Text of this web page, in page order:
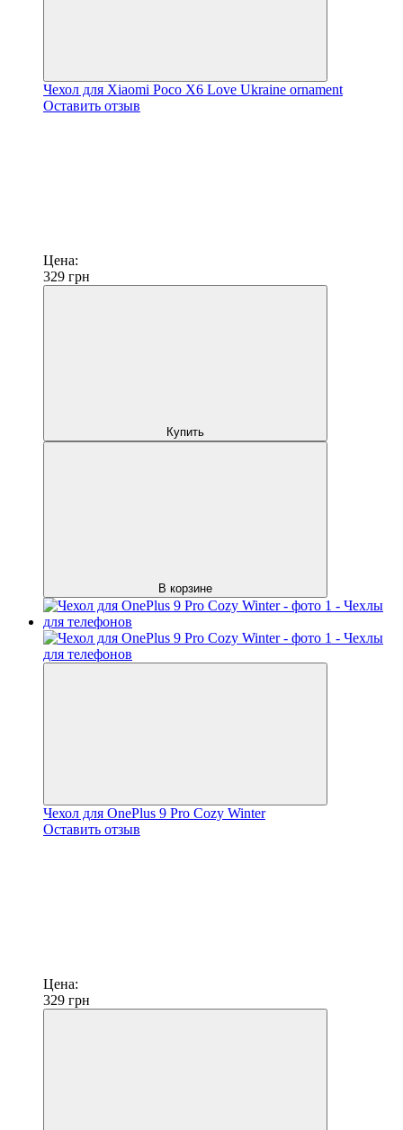
Чехол для Xiaomi Poco X6 Love Ukraine ornament
Оставить отзыв
Цена:
329 грн
Купить
В корзине
Чехол для OnePlus 9 Pro Cozy Winter
Оставить отзыв
Цена:
329 грн